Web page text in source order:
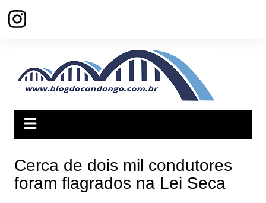
para
Cerca de dois mil condutores
foram flagrados na Lei Seca